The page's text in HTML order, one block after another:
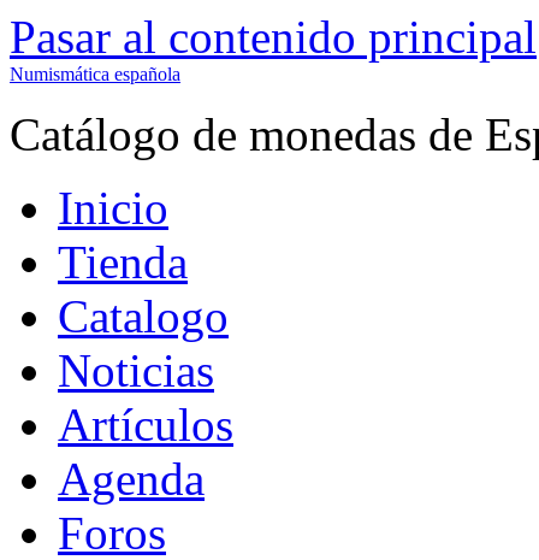
Pasar al contenido principal
Numismática española
Catálogo de monedas de
Inicio
Tienda
Catalogo
Noticias
Artículos
Agenda
Foros